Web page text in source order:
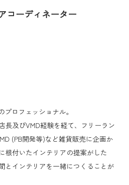
コーディネーター
プロフェッショナル。
長及びVMD経験を経て、フリーラン
(PB開発等)など雑貨販売に企画か
根付いたインテリアの提案がした
とインテリアを一緒につくることが